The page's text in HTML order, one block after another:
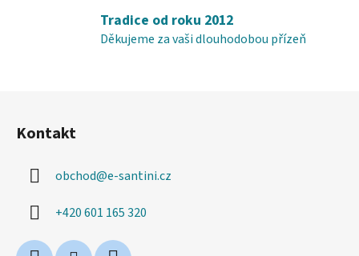
p
i
s
Tradice od roku 2012
Děkujeme za vaši dlouhodobou přízeň
Kontakt
obchod@e-santini.cz
+420 601 165 320